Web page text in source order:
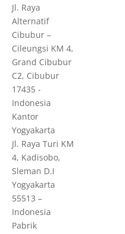
Jl. Raya
Alternatif
Cibubur –
Cileungsi KM 4,
Grand Cibubur
C2, Cibubur
17435 -
Indonesia
Kantor
Yogyakarta
Jl. Raya Turi KM
4, Kadisobo,
Sleman D.I
Yogyakarta
55513 –
Indonesia
Pabrik